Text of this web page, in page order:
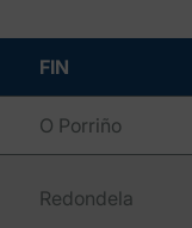
FIN
O Porriño
Redondela